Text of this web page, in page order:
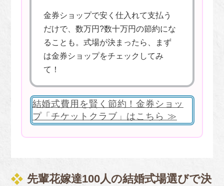
金券ショップで安く仕入れて支払う
だけで、数万円?数十万円の節約にな
ることも。式場が決まったら、まず
は金券ショップをチェックしてみ
て！
結婚式費用を賢く節約！金券ショッ
プ「チケットクラブ」はこちら ≫
先輩花嫁達100人の結婚式場選びで決